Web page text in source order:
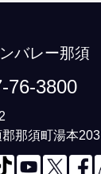
バレー那須
76-3800
那須町湯本203